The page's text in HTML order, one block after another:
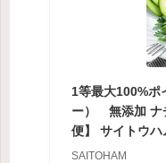
1等最大100%ポ
ー） 無添加 ナ
便】 サイトウ
SAITOHAM